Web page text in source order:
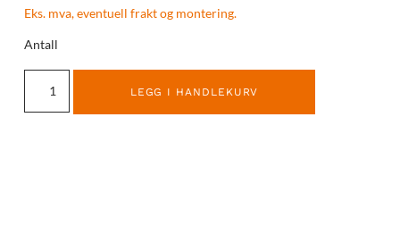
Eks. mva, eventuell frakt og montering.
Antall
LEGG I HANDLEKURV